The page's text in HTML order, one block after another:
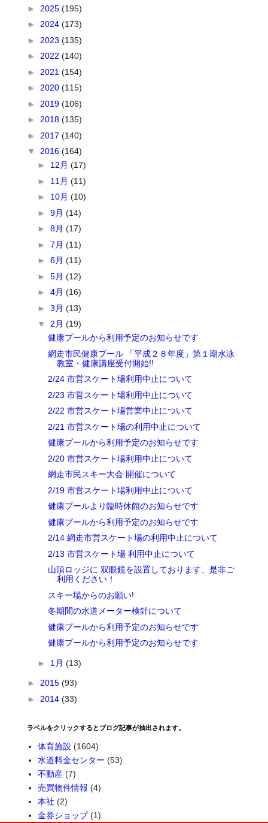
► 2025(195)
►2024(173)
► 2023(135)
►2022(140)
► 2021(154)
►2020(115)
► 2019(106)
►2018(135)
► 2017(140)
▼2016(164)
► 12月(17)
► 11月(11)
► 10月(10)
►9月(14)
►8月(17)
►7月(11)
►6月(11)
►5月(12)
►4月(16)
►3月(13)
▼2月(19)
健康プールから利用予定のお知らせです
網走市民健康プール 「平成２８年度」第１期水泳
教室・健康講座受付開始!!
2/24 市営スケート場利用中止について
2/23 市営スケート場利用中止について
2/22 市営スケート場営業中止について
2/21 市営スケート場の利用中止について
健康プールから利用予定のお知らせです
2/20 市営スケート場利用中止について
網走市民スキー大会 開催について
2/19 市営スケート場利用中止について
健康プールより臨時休館のお知らせです
健康プールから利用予定のお知らせです
2/14 網走市営スケート場の利用中止について
2/13 市営スケート場 利用中止について
山頂ロッジに 双眼鏡を設置しております、是非ご
利用ください！
スキー場からのお願い!
冬期間の水道メーター検針について
健康プールから利用予定のお知らせです
健康プールから利用予定のお知らせです
► 1月(13)
►2015(93)
► 2014(33)
ラベルをクリックするとブログ記事が抽出されます。
体育施設 (1604)
水道料金センター (53)
不動産 (7)
売買物件情報 (4)
本社 (2)
金券ショップ (1)